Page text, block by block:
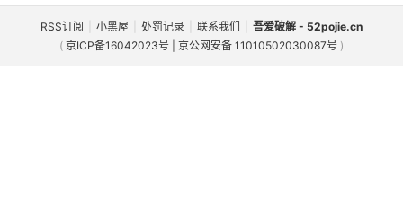
RSS订阅 小黑屋 处罚记录 联系我们
吾爱破解 - 52pojie.cn
( 京ICP备16042023号 | 京公网安备 11010502030087号 )